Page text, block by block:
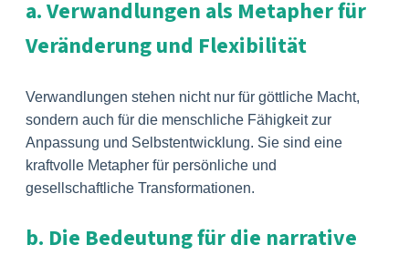
a. Verwandlungen als Metapher für
Veränderung und Flexibilität
Verwandlungen stehen nicht nur für göttliche Macht,
sondern auch für die menschliche Fähigkeit zur
Anpassung und Selbstentwicklung. Sie sind eine
kraftvolle Metapher für persönliche und
gesellschaftliche Transformationen.
b. Die Bedeutung für die narrative